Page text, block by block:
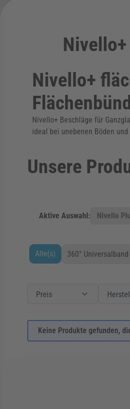
Nivello+
Nivello+ Beschläge für
ideal bei unebenen Böden
Unsere
Aktive Auswahl: Nivello
Alle(s) 360° Universalband
Preis
Keine Produkte gefunden,